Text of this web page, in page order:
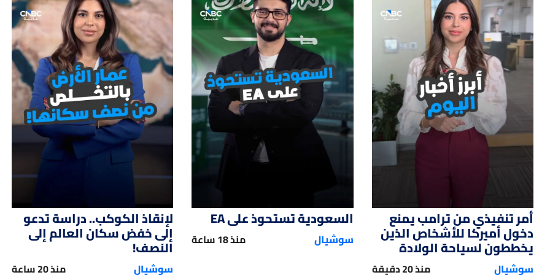
01:14
أمر تنفيذي من ترامب يمنع
دخول أميركا للأشخاص الذين
يخططون لسياحة الولادة
سوشيال منذ 20 دقيقة
01:12
السعودية تستحوذ على EA
سوشيال منذ 18 ساعة
01:47
لإنقاذ الكوكب.. دراسة تدعو
إلى خفض سكان العالم إلى
النصف!
سوشيال منذ 20 ساعة